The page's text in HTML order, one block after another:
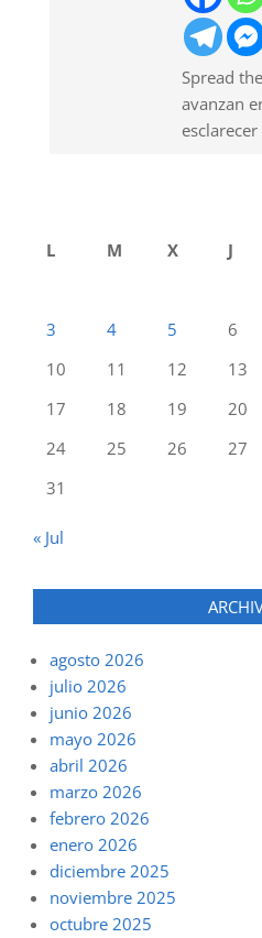
Spread
avanzan
L
M X J
3
4 5 6
10
11 12 13
17
18 19 20
24
25 26 27
31
« Jul
agosto 2026
julio 2026
junio 2026
mayo 2026
abril 2026
marzo 2026
febrero 2026
enero 2026
diciembre 2025
noviembre 2025
octubre 2025